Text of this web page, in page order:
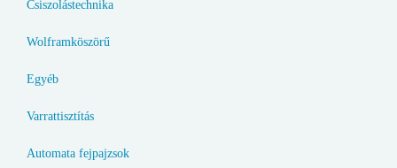
Csiszolástechnika
Wolframköszörű
Egyéb
Varrattisztítás
Automata fejpajzsok